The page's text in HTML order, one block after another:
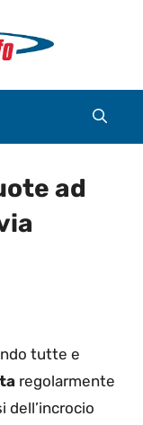
ad
tutte e
regolarmente
dell’incrocio